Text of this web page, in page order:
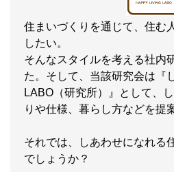
住まいづくりを通じて、住む
したい。
そんなスタイルを考える社内
た。そして、当該研究会は『
LABO（研究所）』として、
りや仕様、暮らし方などを提
それでは、しあわせになれる
でしょうか？